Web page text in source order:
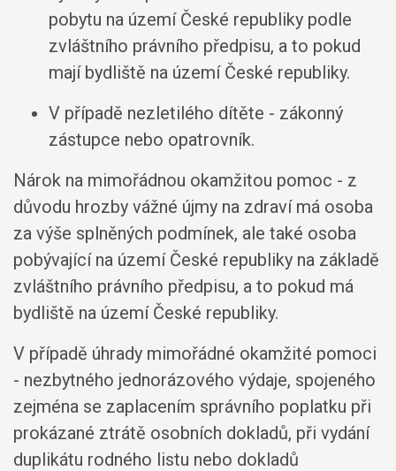
pobytu na území České republiky podle
zvláštního právního předpisu, a to pokud
mají bydliště na území České republiky.
V případě nezletilého dítěte - zákonný
zástupce nebo opatrovník.
Nárok na mimořádnou okamžitou pomoc - z
důvodu hrozby vážné újmy na zdraví má osoba
za výše splněných podmínek, ale také osoba
pobývající na území České republiky na základě
zvláštního právního předpisu, a to pokud má
bydliště na území České republiky.
V případě úhrady mimořádné okamžité pomoci
- nezbytného jednorázového výdaje, spojeného
zejména se zaplacením správního poplatku při
prokázané ztrátě osobních dokladů, při vydání
duplikátu rodného listu nebo dokladů